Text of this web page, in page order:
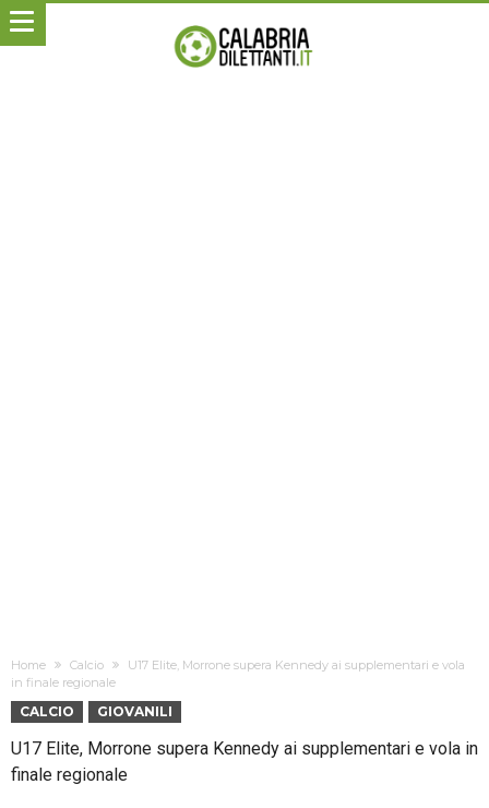
Home Calcio
U17 Elite, Morrone supera Kennedy ai supplementari e vola
in finale regionale
CALCIO GIOVANILI
U17 Elite, Morrone supera Kennedy ai supplementari e vola in
finale regionale